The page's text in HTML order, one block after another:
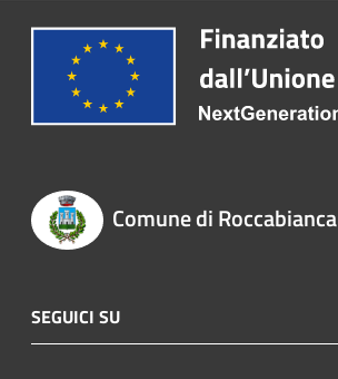
Comune di Roccabianca
SEGUICI SU